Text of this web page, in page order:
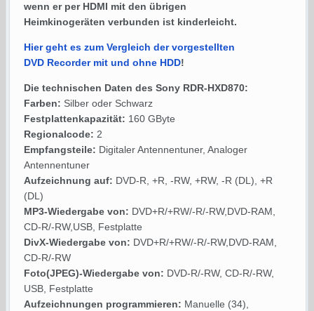
wenn er per HDMI mit den übrigen
Heimkinogeräten verbunden ist kinderleicht.
Hier geht es zum Vergleich der vorgestellten
DVD Recorder mit und ohne HDD!
Die technischen Daten des Sony RDR-HXD870:
Farben: Silber oder Schwarz
Festplattenkapazität: 160 GByte
Regionalcode: 2
Empfangsteile: Digitaler Antennentuner, Analoger
Antennentuner
Aufzeichnung auf: DVD-R, +R, -RW, +RW, -R (DL), +R
(DL)
MP3-Wiedergabe von: DVD+R/+RW/-R/-RW,DVD-RAM,
CD-R/-RW,USB, Festplatte
DivX-Wiedergabe von: DVD+R/+RW/-R/-RW,DVD-RAM,
CD-R/-RW
Foto(JPEG)-Wiedergabe von: DVD-R/-RW, CD-R/-RW,
USB, Festplatte
Aufzeichnungen programmieren: Manuelle (34),